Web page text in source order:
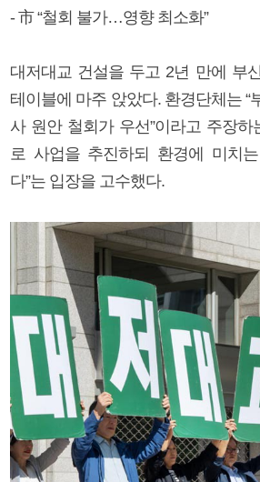
- 市 “철회 불가…영향 최소화”
대저대교 건설을 두고 2년 만에 부
테이블에 마주 앉았다. 환경단체는 “
사 원안 철회가 우선”이라고 주장하
로 사업을 추진하되 환경에 미치
다”는 입장을 고수했다.